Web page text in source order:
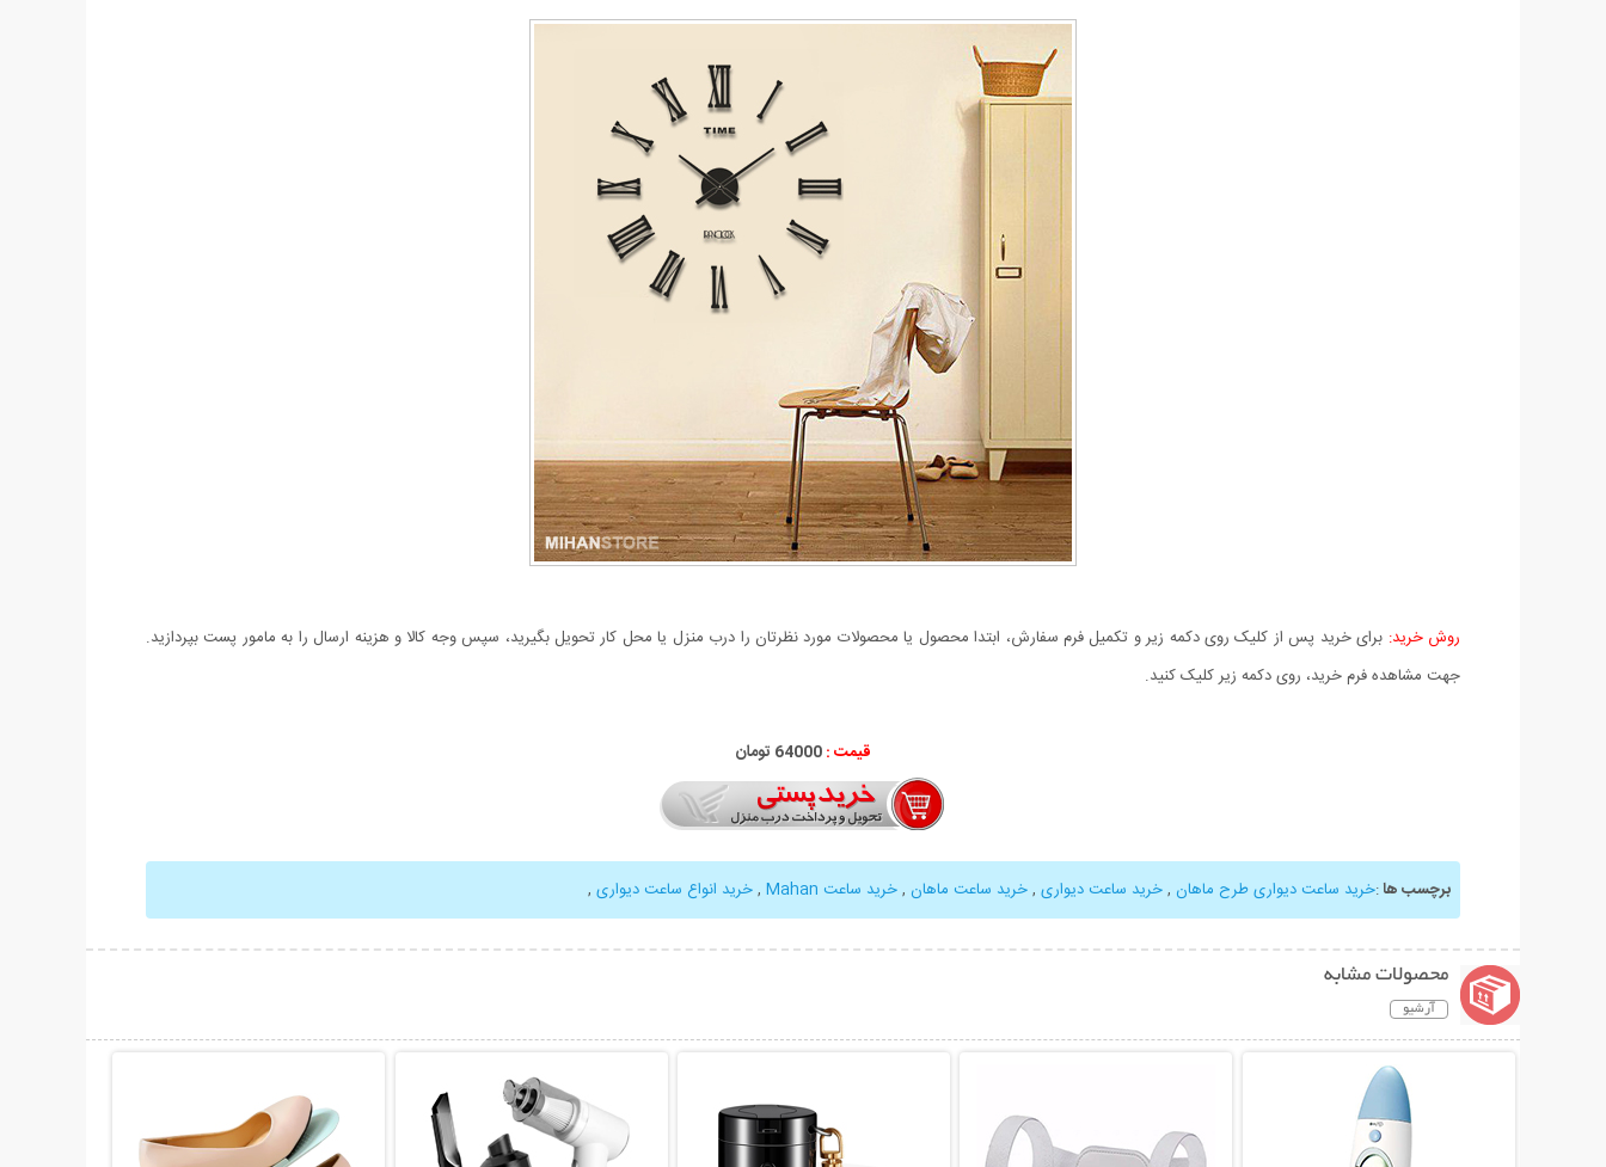
روش خرید: برای خرید پس از کلیک روی دکمه زیر و تکمیل فرم سفارش، ابتدا محصول یا محصولات مورد نظرتان را درب منزل یا محل کار تحویل بگیرید، سپس وجه کالا و هزینه ارسال را به مامور پست بپردازید.
جهت مشاهده فرم خرید، روی دکمه زیر کلیک کنید.
قیمت :64000 تومان
برچسب ها:خرید ساعت دیواری طرح ماهان ,خرید ساعت دیواری ,خرید ساعت ماهان ,خرید ساعت Mahan ,خرید انواع ساعت دیواری ,
محصولات مشابه
آرشیو